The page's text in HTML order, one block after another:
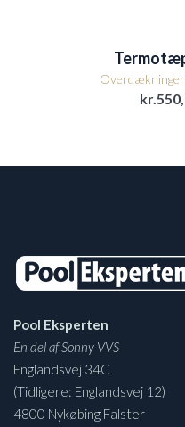
kr.
Pool Eksperten
En del af Sonny VVS
Englandsvej 34C
(Tidligere: Englandsvej 12)
4800 Nykøbing Falster